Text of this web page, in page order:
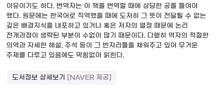
이유이기도 하다. 번역자는 이 책을 번역할 때에 상당한 공을 들여야
했다. 원문에는 한국어로 직역했을 때에 도저히 그 뜻이 전달될 수 없는
깊은 배경지식을 내포하고 있거나 혹은 저자의 열정 때문에 논리
전개과정이 생략된 부분이 수없이 많기 때문이다. 다행히 역자의 적절한
의역과 자세한 해설, 주석 등이 그 빈자리들을 채워주고 있어 무거운
주제를 다루고 있음에도 막힘없이 읽힌다.
도서정보 상세보기 [NAVER 제공]